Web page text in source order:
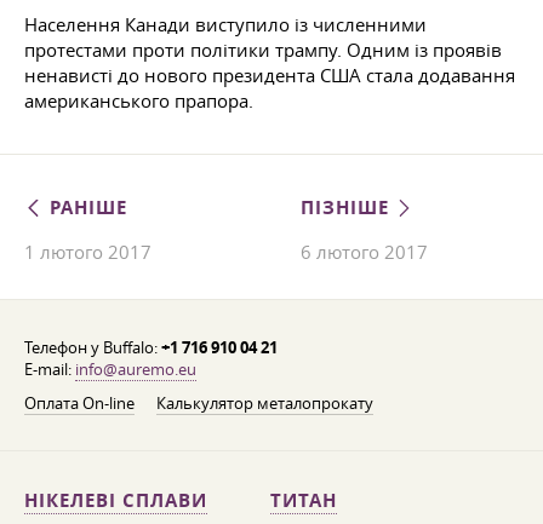
Населення Канади виступило із численними
протестами проти політики трампу. Одним із проявів
ненависті до нового президента США стала додавання
американського прапора.
РАНІШЕ
1 лютого 2017
ПІЗНІШЕ
6 лютого 2017
Телефон у Buffalo:+1 716 910 04 21
E-mail: info@auremo.eu
Оплата On-line
Калькулятор металопрокату
НІКЕЛЕВІ СПЛАВИ ТИТАН